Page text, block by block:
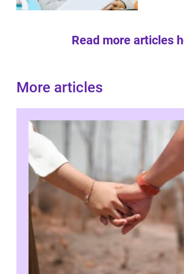
Read more articles
More articles